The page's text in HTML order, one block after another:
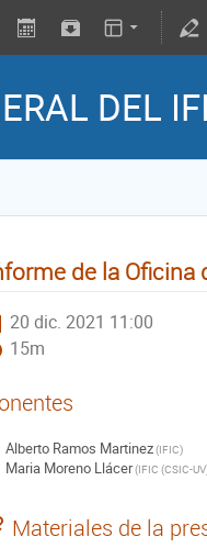
DEL
de la
20 dic. 2021 11:00
15m
Alberto Ramos Martinez(IFIC)
Maria Moreno Llácer(
Materiales de la